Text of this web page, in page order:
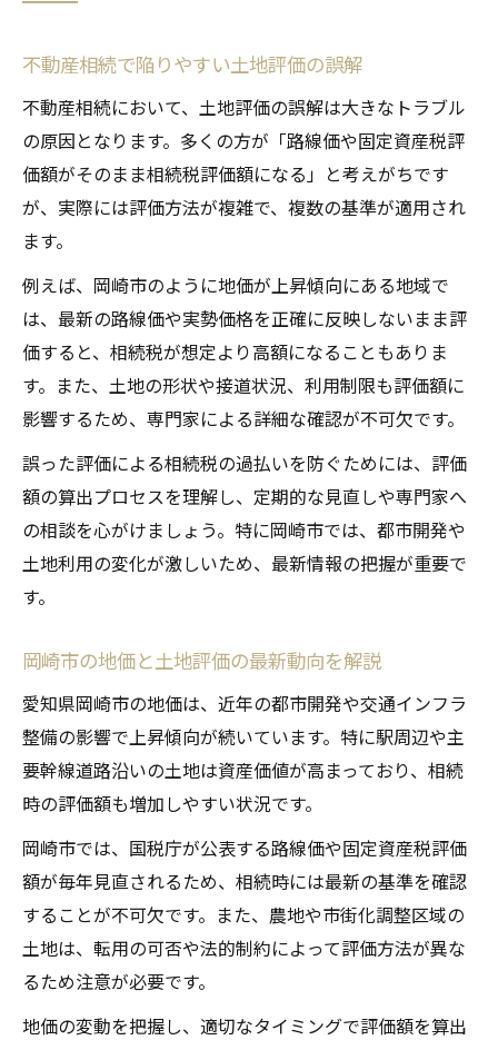
不動産相続で陥りやすい土地評価の誤解
不動産相続において、土地評価の誤解は大きなトラブル
の原因となります。多くの方が「路線価や固定資産税評
価額がそのまま相続税評価額になる」と考えがちです
が、実際には評価方法が複雑で、複数の基準が適用され
ます。
例えば、岡崎市のように地価が上昇傾向にある地域で
は、最新の路線価や実勢価格を正確に反映しないまま評
価すると、相続税が想定より高額になることもありま
す。また、土地の形状や接道状況、利用制限も評価額に
影響するため、専門家による詳細な確認が不可欠です。
誤った評価による相続税の過払いを防ぐためには、評価
額の算出プロセスを理解し、定期的な見直しや専門家へ
の相談を心がけましょう。特に岡崎市では、都市開発や
土地利用の変化が激しいため、最新情報の把握が重要で
す。
岡崎市の地価と土地評価の最新動向を解説
愛知県岡崎市の地価は、近年の都市開発や交通インフラ
整備の影響で上昇傾向が続いています。特に駅周辺や主
要幹線道路沿いの土地は資産価値が高まっており、相続
時の評価額も増加しやすい状況です。
岡崎市では、国税庁が公表する路線価や固定資産税評価
額が毎年見直されるため、相続時には最新の基準を確認
することが不可欠です。また、農地や市街化調整区域の
土地は、転用の可否や法的制約によって評価方法が異な
るため注意が必要です。
地価の変動を把握し、適切なタイミングで評価額を算出